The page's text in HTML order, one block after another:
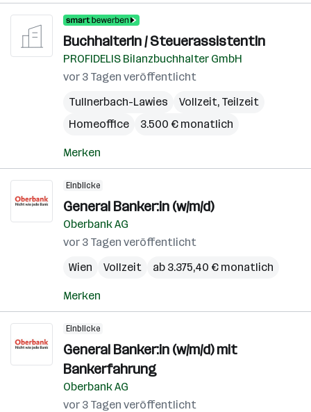
BuchhalterIn / SteuerassistentIn
PROFIDELIS Bilanzbuchhalter GmbH
vor 3 Tagen veröffentlicht
Tullnerbach-Lawies
Vollzeit, Teilzeit
Homeoffice
3.500 € monatlich
Merken
Einblicke
General Banker:in (w/m/d)
Oberbank AG
vor 3 Tagen veröffentlicht
Wien
Vollzeit ab 3.375,40 € monatlich
Merken
Einblicke
General Banker:in (w/m/d) mit
Bankerfahrung
Oberbank AG
vor 3 Tagen veröffentlicht